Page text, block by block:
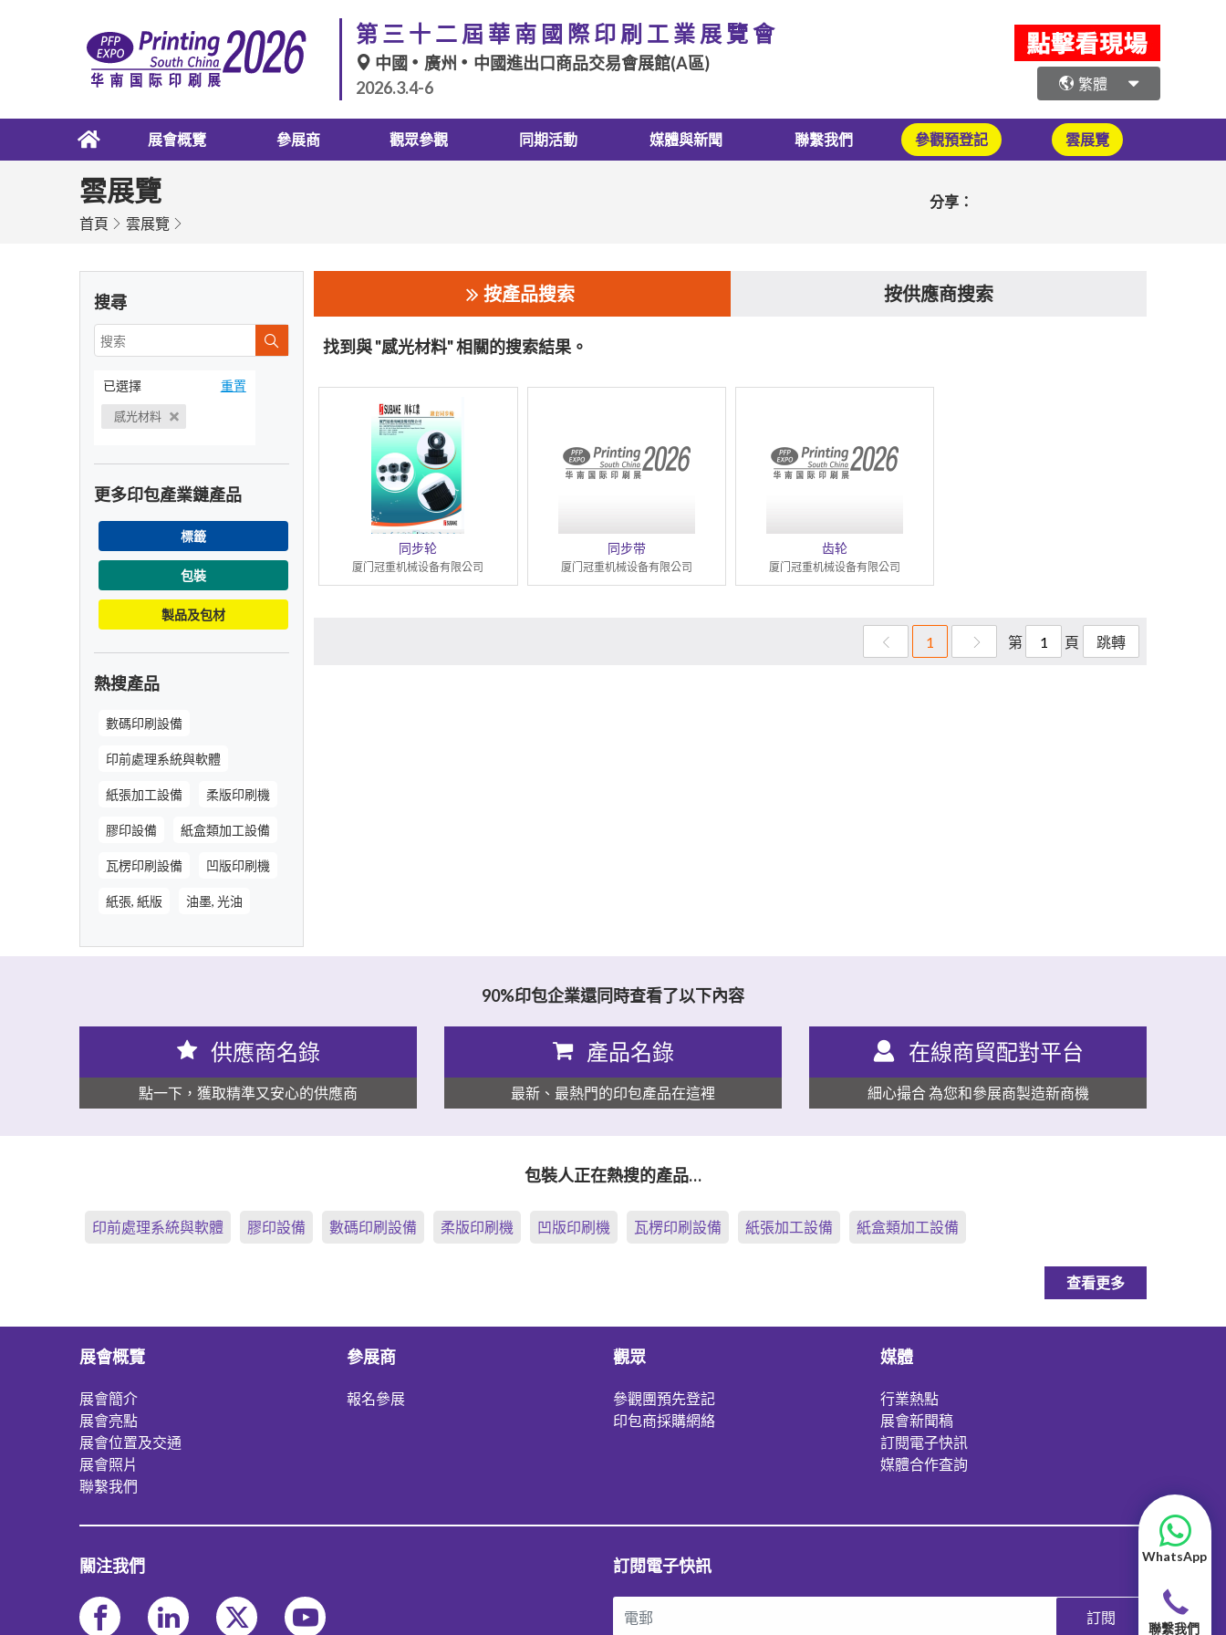
第三十二屆華南國際印刷工業展覽會
中國 廣州
中國進出口商品交易會展館(A區)
2026.3.4-6
繁體
展會概覽 參展商 觀眾參觀 同期活動 媒體與新聞 聯繫我們 參觀預登記 雲展覽
雲展覽
首頁 雲展覽
分享：
搜尋
已選擇 重置
感光材料
更多印包產業鏈產品
標籤
包裝
製品及包材
熱搜產品
數碼印刷設備
印前處理系統與軟體
紙張加工設備 柔版印刷機
膠印設備 紙盒類加工設備
瓦楞印刷設備 凹版印刷機
紙張, 紙版 油墨, 光油
按產品搜索 按供應商搜索
找到與 "感光材料" 相關的搜索結果。
同步轮
厦门冠重机械设备有限公司
同步带
厦门冠重机械设备有限公司
齿轮
厦门冠重机械设备有限公司
1 第 頁 跳轉
90%印包企業還同時查看了以下內容
供應商名錄
點一下，獲取精準又安心的供應商
產品名錄
最新、最熱門的印包產品在這裡
在線商貿配對平台
細心撮合 為您和參展商製造新商機
包裝人正在熱搜的產品…
印前處理系統與軟體 膠印設備 數碼印刷設備 柔版印刷機 凹版印刷機 瓦楞印刷設備 紙張加工設備 紙盒類加工設備
查看更多
展會概覽
展會簡介
展會亮點
展會位置及交通
展會照片
聯繫我們
參展商
報名參展
觀眾
參觀團預先登記
印包商採購網絡
媒體
行業熱點
展會新聞稿
訂閱電子快訊
媒體合作査詢
關注我們 訂閱電子快訊
訂閱
WhatsApp
聯繫我們